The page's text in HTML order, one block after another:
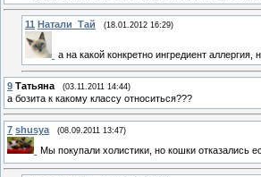
11 Натали_Тай (18.01.2012 16:29)
а на какой конкретно ингредиент
9 Татьяна (03.11.2011 14:44)
а бозита к какому классу относиться???
7 shusya (08.09.2011 13:47)
Мы покупали холистики, но кошки отказались